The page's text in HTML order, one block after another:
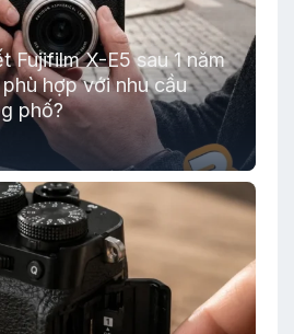
Fujifilm X-E5 sau 1 năm
hợp với nhu cầu
phố?